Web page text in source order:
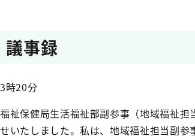
事録
時20分
保健局生活福祉部副参事（地域福祉担
いたしました。私は、地域福祉担当副